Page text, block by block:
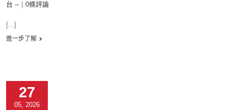
台 --
0條評論
[...]
進一步了解
27
05, 2026